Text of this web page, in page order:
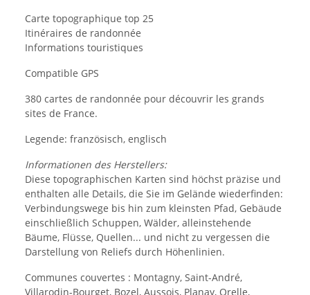
Carte topographique top 25
Itinéraires de randonnée
Informations touristiques
Compatible GPS
380 cartes de randonnée pour découvrir les grands
sites de France.
Legende: französisch, englisch
Informationen des Herstellers:
Diese topographischen Karten sind höchst präzise und
enthalten alle Details, die Sie im Gelände wiederfinden:
Verbindungswege bis hin zum kleinsten Pfad, Gebäude
einschließlich Schuppen, Wälder, alleinstehende
Bäume, Flüsse, Quellen... und nicht zu vergessen die
Darstellung von Reliefs durch Höhenlinien.
Communes couvertes : Montagny, Saint-André,
Villarodin-Bourget, Bozel, Aussois, Planay, Orelle,